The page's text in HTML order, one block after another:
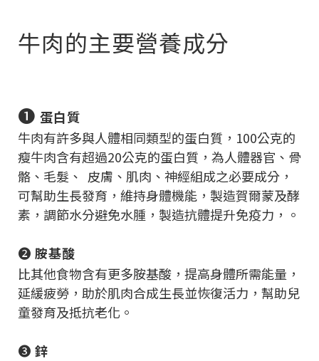
牛肉的主要營養成分
❶ 蛋白質
牛肉有許多與人體相同類型的蛋白質，100公克的
瘦牛肉含有超過20公克的蛋白質，為人體器官、骨
骼、毛髮、 皮膚、肌肉、神經組成之必要成分，
可幫助生長發育，維持身體機能，製造賀爾蒙及酵
素，調節水分避免水腫，製造抗體提升免疫力，。
❷ 胺基酸
比其他食物含有更多胺基酸，提高身體所需能量，
延緩疲勞，助於肌肉合成生長並恢復活力，幫助兒
童發育及抵抗老化。
❸ 鋅